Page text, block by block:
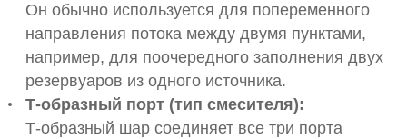
Он обычно используется для попеременного
направления потока между двумя пунктами,
например, для поочередного заполнения двух
резервуаров из одного источника.
Т-образный порт (тип смесителя):
Т-образный шар соединяет все три порта